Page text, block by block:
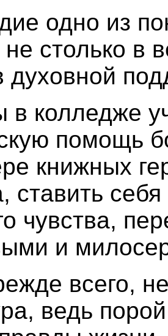
одно из
не столько
духовной
в колледже
помощь
книжных
ставить
чувства,
и
всего,
ведь